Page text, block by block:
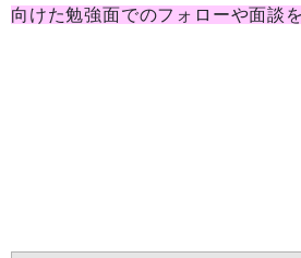
向けた勉強面でのフォローや面談